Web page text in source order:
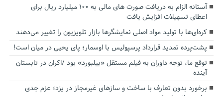
آستانه الزام به دریافت صورت های مالی به ۱۰۰ میلیارد ریال برای
اعطای تسهیلات افزایش یافت
کره‌ای‌ها با تولید مواد اصلی نمایشگرها بازار تلویزیون را تغییر می‌دهند
پشت‌پرده تمدید قرارداد پرسپولیس با اوسمار؛ پای یحیی در میان است!
توقع ما، توجه داوران به فیلم مستقل «بیلبورد» بود /اکران در تابستان
آینده
برخورد بدون تعارف با ساخت‌ و سازهای غیرمجاز در یزد؛ عزم جدی